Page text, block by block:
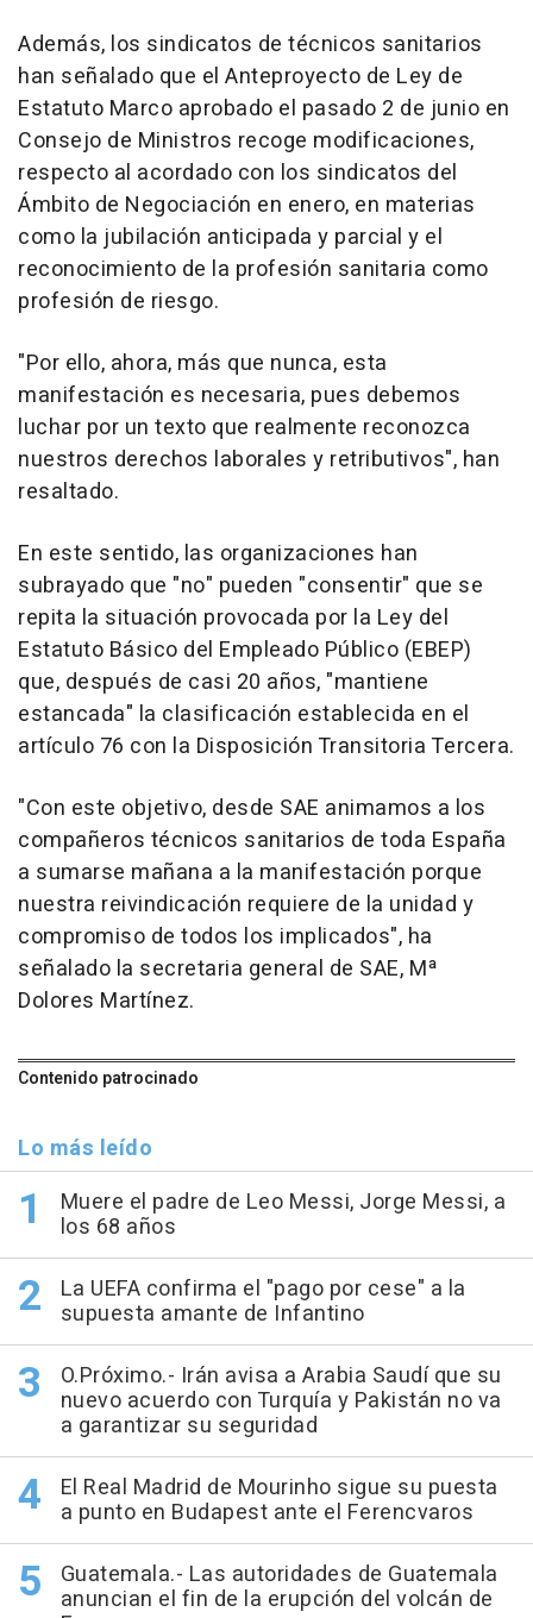
Además, los sindicatos de técnicos sanitarios
han señalado que el Anteproyecto de Ley de
Estatuto Marco aprobado el pasado 2 de junio en
Consejo de Ministros recoge modificaciones,
respecto al acordado con los sindicatos del
Ámbito de Negociación en enero, en materias
como la jubilación anticipada y parcial y el
reconocimiento de la profesión sanitaria como
profesión de riesgo.
"Por ello, ahora, más que nunca, esta
manifestación es necesaria, pues debemos
luchar por un texto que realmente reconozca
nuestros derechos laborales y retributivos", han
resaltado.
En este sentido, las organizaciones han
subrayado que "no" pueden "consentir" que se
repita la situación provocada por la Ley del
Estatuto Básico del Empleado Público (EBEP)
que, después de casi 20 años, "mantiene
estancada" la clasificación establecida en el
artículo 76 con la Disposición Transitoria Tercera.
"Con este objetivo, desde SAE animamos a los
compañeros técnicos sanitarios de toda España
a sumarse mañana a la manifestación porque
nuestra reivindicación requiere de la unidad y
compromiso de todos los implicados", ha
señalado la secretaria general de SAE, Mª
Dolores Martínez.
Contenido patrocinado
Lo más leído
Muere el padre de Leo Messi, Jorge Messi, a
los 68 años
La UEFA confirma el "pago por cese" a la
supuesta amante de Infantino
O.Próximo.- Irán avisa a Arabia Saudí que su
nuevo acuerdo con Turquía y Pakistán no va
a garantizar su seguridad
El Real Madrid de Mourinho sigue su puesta
a punto en Budapest ante el Ferencvaros
Guatemala.- Las autoridades de Guatemala
anuncian el fin de la erupción del volcán de